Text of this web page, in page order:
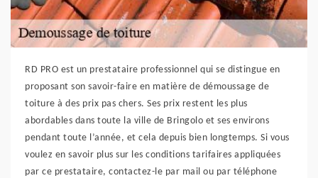
RD PRO est un prestataire professionnel qui se distingue en
proposant son savoir-faire en matière de démoussage de
toiture à des prix pas chers. Ses prix restent les plus
abordables dans toute la ville de Bringolo et ses environs
pendant toute l’année, et cela depuis bien longtemps. Si vous
voulez en savoir plus sur les conditions tarifaires appliquées
par ce prestataire, contactez-le par mail ou par téléphone